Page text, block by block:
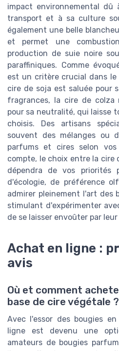
impact environnemental
transport et à sa culture
également une belle
et permet une
production de suie noire
paraffiniques. Comme
est un critère crucial dans le
cire de soja est saluée pour
fragrances, la cire de colza
pour sa neutralité, qui laisse
choisis. Des artisans
souvent des mélanges ou
parfums et cires selon
compte, le choix entre la cire
dépendra de vos priorités
d'écologie, de préférence
admirer pleinement l'art des
stimulant d'expérimenter
de se laisser envoûter par
Achat en ligne :
avis
Où et comment
base de cire végétale ?
Avec l'essor des bougies
ligne est devenu une
amateurs de bougies